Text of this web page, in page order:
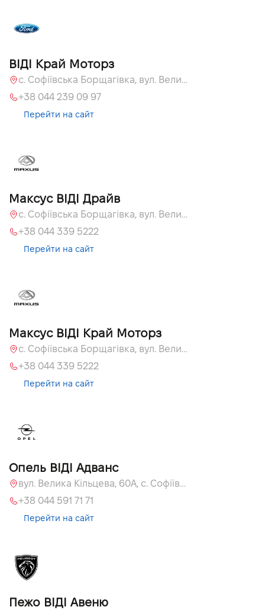
ВІДІ Край Моторз
с. Софіївська Борщагівка, вул. Велика Кільцева, 60а
+38 044 239 09 97
Перейти на сайт
Максус ВІДІ Драйв
с. Софіївська Борщагівка, вул. Велика Кільцева, 60а
+38 044 339 5222
Перейти на сайт
Максус ВІДІ Край Моторз
с. Софіївська Борщагівка, вул. Велика Кільцева, 60а
+38 044 339 5222
Перейти на сайт
Опель ВІДІ Адванс
вул. Велика Кільцева, 60А, с. Софіївська Борщагівка
+38 044 591 71 71
Перейти на сайт
Пежо ВІДІ Авеню